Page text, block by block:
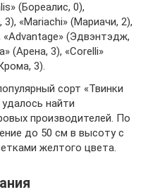
(Бореалис, 0),
3), «Mariachi» (Мариачи, 2),
«Advantage» (Эдвэнтэдж,
(Арена, 3), «Corelli»
3).
сорт «Твинки
найти
производителей. По
до 50 см в высоту с
желтого цвета.